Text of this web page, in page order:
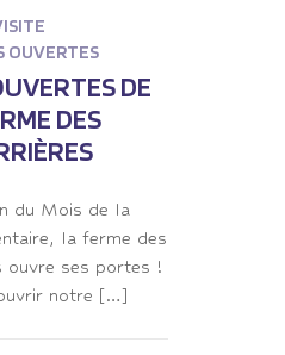
OUVERTES
DE
DES
du Mois de la
la ferme des
ouvre ses portes !
notre […]